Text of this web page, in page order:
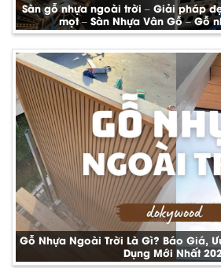
Sàn gỗ nhựa ngoài trời – Giải pháp
mọt – Sàn Nhựa Vân Gỗ – Gỗ
Gỗ Nhựa Ngoài Trời Là Gì? Báo Giá,
Dụng Mới Nhất